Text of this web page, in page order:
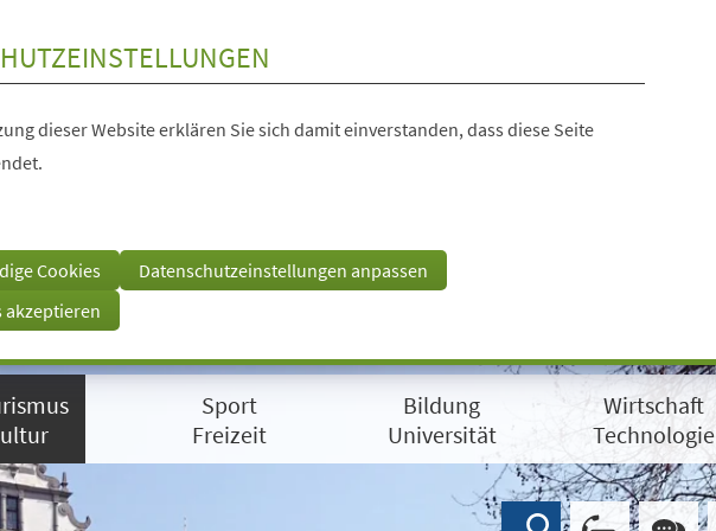
dieser Website erklären Sie sich damit einverstanden, dass diese Seite
Cookies
Datenschutzeinstellungen anpassen
akzeptieren
Sport
Freizeit
Bildung
Universität
Wirtschaft
Technologie